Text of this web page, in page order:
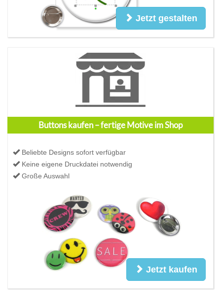
Jetzt gestalten
Buttons kaufen – fertige Motive im Shop
Beliebte Designs sofort verfügbar
Keine eigene Druckdatei notwendig
Große Auswahl
Jetzt kaufen